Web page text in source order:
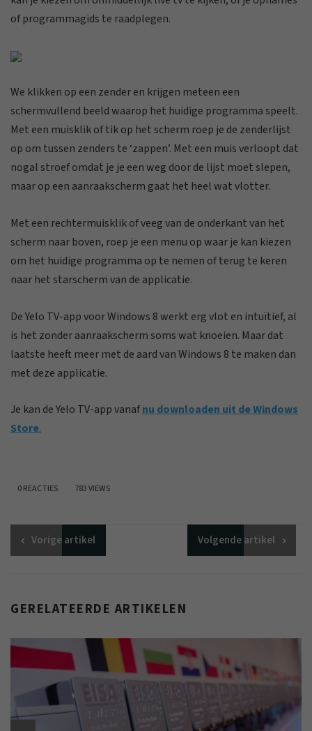
of programmagids te raadplegen.
We klikken op een zender en krijgen meteen een
schermvullend beeld waarop het huidige programma speelt.
Met een muisklik of tik op het scherm roep je de zenderlijst
op om tussen zenders te ‘zappen’. Met een muis verloopt dat
nogal stroef omdat je je een weg door de lijst moet slepen,
maar op een aanraakscherm gaat het heel wat vlotter.
Met een rechtermuisklik of veeg van de onderkant van het
scherm naar boven, roep je een menu op waar je kan kiezen
om het huidige programma op te nemen of terug te keren
naar het starscherm van de applicatie.
De Yelo TV-app voor Windows 8 werkt erg vlot en intuïtief, al
is het zonder aanraakscherm soms wat knoeien. Maar dat
laatste heeft meer met de aard van Windows 8 te maken dan
met deze applicatie.
Je kan de Yelo TV-app vanafnu downloaden uit de Windows
Store.
0 REACTIES 783 VIEWS
Vorigeartikel Volgendeartikel
GERELATEERDE ARTIKELEN